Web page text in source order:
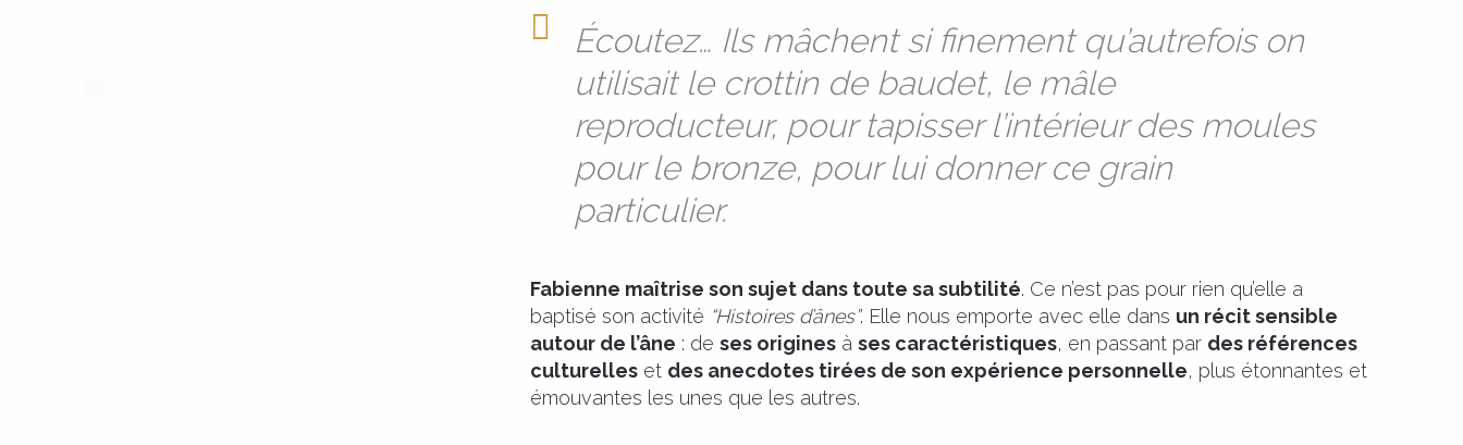
Écoutez… Ils mâchent si finement qu’autrefois on
utilisait le crottin de baudet, le mâle
reproducteur, pour tapisser l’intérieur des moules
pour le bronze, pour lui donner ce grain
particulier.
Fabienne maîtrise son sujet dans toute sa subtilité. Ce n’est pas pour rien qu’elle a
baptisé son activité “Histoires d’ânes”. Elle nous emporte avec elle dans un récit sensible
autour de l’âne : de ses origines à ses caractéristiques, en passant par des références
culturelles et des anecdotes tirées de son expérience personnelle, plus étonnantes et
émouvantes les unes que les autres.